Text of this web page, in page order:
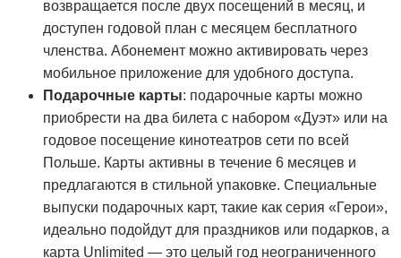
возвращается после двух посещений в месяц, и
доступен годовой план с месяцем бесплатного
членства. Абонемент можно активировать через
мобильное приложение для удобного доступа.
Подарочные карты: подарочные карты можно
приобрести на два билета с набором «Дуэт» или на
годовое посещение кинотеатров сети по всей
Польше. Карты активны в течение 6 месяцев и
предлагаются в стильной упаковке. Специальные
выпуски подарочных карт, такие как серия «Герои»,
идеально подойдут для праздников или подарков, а
карта Unlimited — это целый год неограниченного